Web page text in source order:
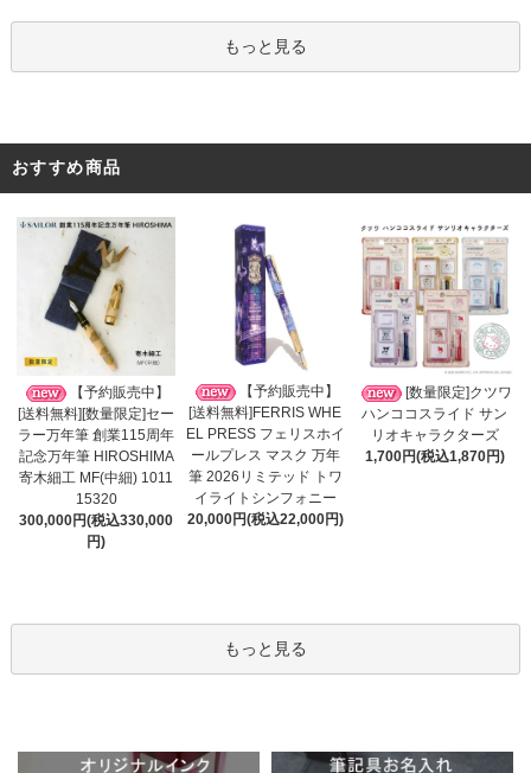
もっと見る
おすすめ商品
【予約販売中】
[送料無料][数量限定]セー
ラー万年筆 創業115周年
記念万年筆 HIROSHIMA
寄木細工 MF(中細) 1011
15320
300,000円(税込330,000
円)
【予約販売中】
[送料無料]FERRIS WHE
EL PRESS フェリスホイ
ールプレス マスク 万年
筆 2026リミテッド トワ
イライトシンフォニー
20,000円(税込22,000円)
[数量限定]クツワ
ハンココスライド サン
リオキャラクターズ
1,700円(税込1,870円)
もっと見る